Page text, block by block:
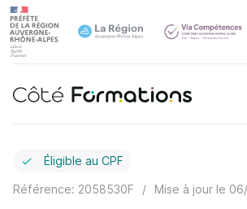
Éligible au CPF
Référence: 2058530F / Mise à jour le